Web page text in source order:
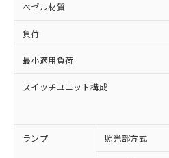
ベゼル材質
負荷
最小適用負荷
スイッチユニット構成
ランプ 照光部方式